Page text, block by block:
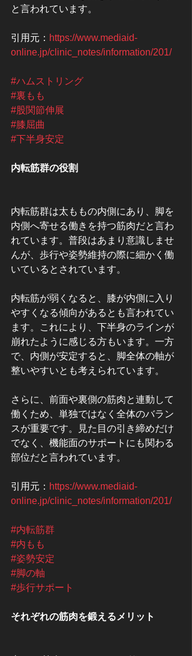
と言われています。
引用元： https://www.mediaid-
online.jp/clinic_notes/information/201/
#ハムストリング
#裏もも
#股関節伸展
#膝屈曲
#下半身安定
内転筋群の役割
内転筋群は太ももの内側にあり、脚を
内側へ寄せる働きを持つ筋肉だと言わ
れています。普段はあまり意識しませ
んが、歩行や姿勢維持の際に細かく働
いているとされています。
内転筋が弱くなると、膝が内側に入り
やすくなる傾向があるとも言われてい
ます。これにより、下半身のラインが
崩れたように感じる方もいます。一方
で、内側が安定すると、脚全体の軸が
整いやすいとも考えられています。
さらに、前面や裏側の筋肉と連動して
働くため、単独ではなく全体のバラン
スが重要です。見た目の引き締めだけ
でなく、機能面のサポートにも関わる
部位だと言われています。
引用元： https://www.mediaid-
online.jp/clinic_notes/information/201/
#内転筋群
#内もも
#姿勢安定
#脚の軸
#歩行サポート
それぞれの筋肉を鍛えるメリット